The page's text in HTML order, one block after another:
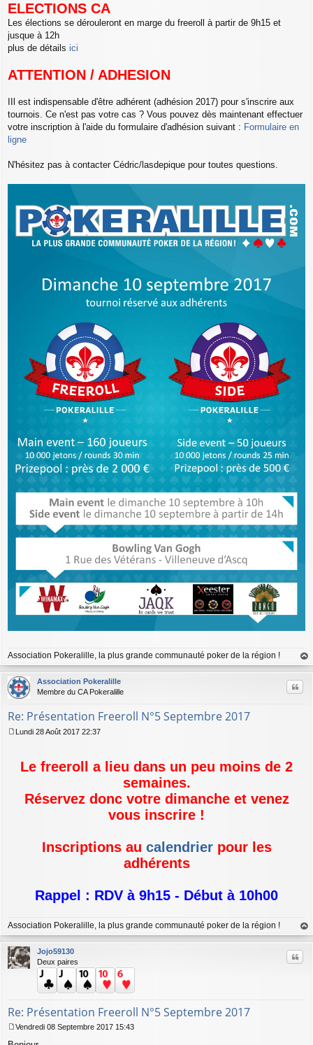
ELECTIONS CA
Les élections se dérouleront en marge du freeroll à partir de 9h15 et
jusque à 12h
plus de détails ici
ATTENTION / ADHESION
IIl est indispensable d'être adhérent (adhésion 2017) pour s'inscrire aux
tournois. Ce n'est pas votre cas ? Vous pouvez dès maintenant effectuer
votre inscription à l'aide du formulaire d'adhésion suivant : Formulaire en
ligne
N'hésitez pas à contacter Cédric/lasdepique pour toutes questions.
Association Pokeralille, la plus grande communauté poker de la région !
au
Association Pokeralille
Membre du CA Pokeralille
Re: Présentation Freeroll N°5 Septembre 2017
Citer
Lundi 28 Août 2017 22:37
Le freeroll a lieu dans un peu moins de 2
semaines.
Réservez donc votre dimanche et venez
vous inscrire !
Inscriptions au calendrierpour les
adhérents
Rappel : RDV à 9h15 - Début à 10h00
Association Pokeralille, la plus grande communauté poker de la région !
au
Jojo59130
Deux paires
Re: Présentation Freeroll N°5 Septembre 2017
Citer
Vendredi 08 Septembre 2017 15:43